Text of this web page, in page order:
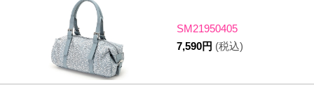
SM21950405
7,590円 (税込)